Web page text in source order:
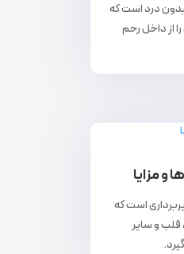
درد است که
از داخل رحم
و مزایا
است که
قلب و سایر